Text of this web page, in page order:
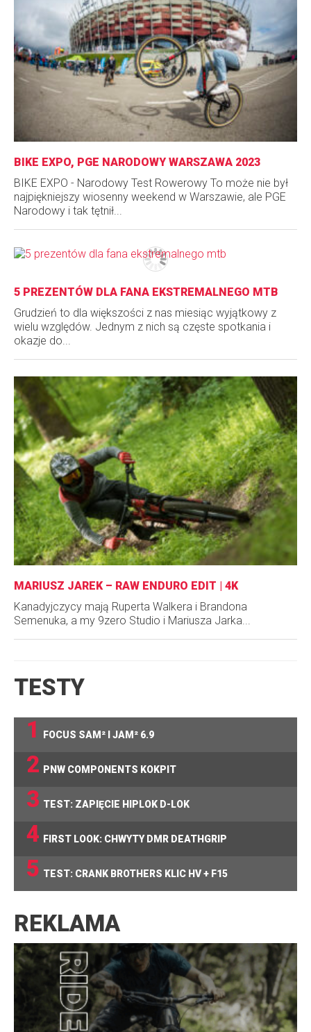
BIKE EXPO, PGE NARODOWY WARSZAWA 2023
BIKE EXPO - Narodowy Test Rowerowy To może nie był
najpiękniejszy wiosenny weekend w Warszawie, ale PGE
Narodowy i tak tętnił...
5 PREZENTÓW DLA FANA EKSTREMALNEGO MTB
Grudzień to dla większości z nas miesiąc wyjątkowy z
wielu względów. Jednym z nich są częste spotkania i
okazje do...
MARIUSZ JAREK – RAW ENDURO EDIT | 4K
Kanadyjczycy mają Ruperta Walkera i Brandona
Semenuka, a my 9zero Studio i Mariusza Jarka...
TESTY
1
FOCUS SAM² I JAM² 6.9
2 PNW COMPONENTS KOKPIT
3 TEST: ZAPIĘCIE HIPLOK D-LOK
4 FIRST LOOK: CHWYTY DMR DEATHGRIP
5 TEST: CRANK BROTHERS KLIC HV + F15
REKLAMA